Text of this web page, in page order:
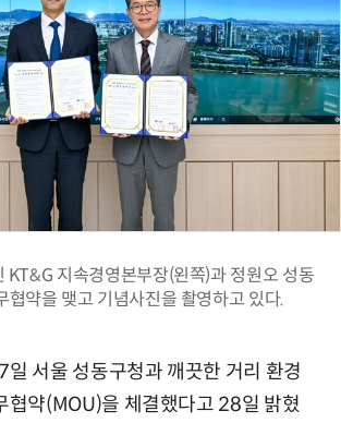
KT&G 지속경영본부장(왼쪽)과 정원오 성동
협약을 맺고 기념사진을 촬영하고 있다.
일 서울 성동구청과 깨끗한 거리 환경
협약(MOU)을 체결했다고 28일 밝혔